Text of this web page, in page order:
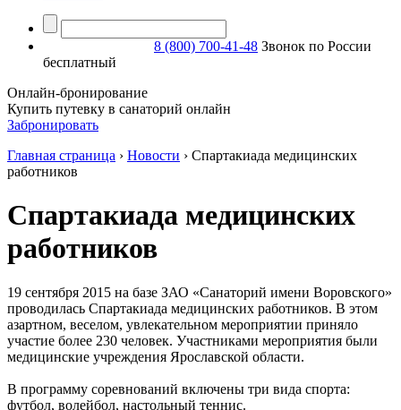
8 (800) 700-41-48 Звонок по России
бесплатный
Онлайн-бронирование
Купить путевку в санаторий онлайн
Забронировать
Главная страница › Новости › Спартакиада медицинских
работников
Спартакиада медицинских
работников
19 сентября 2015 на базе ЗАО «Санаторий имени Воровского»
проводилась Спартакиада медицинских работников. В этом
азартном, веселом, увлекательном мероприятии приняло
участие более 230 человек. Участниками мероприятия были
медицинские учреждения Ярославской области.
В программу соревнований включены три вида спорта:
футбол, волейбол, настольный теннис.